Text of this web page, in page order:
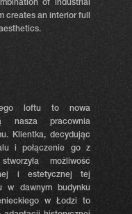
of industrial
creates an interior full
loftu to nowa
nasza pracownia
Klientka, decydując
i połączenie go z
możliwość
i estetycznej tej
w dawnym budynku
w Łodzi to